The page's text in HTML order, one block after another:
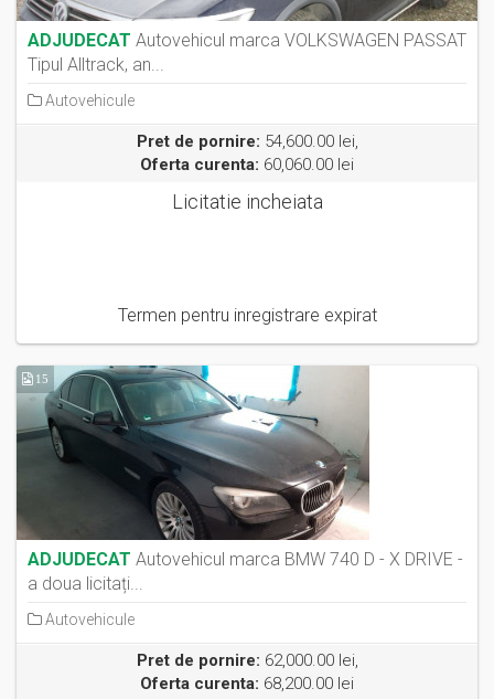
ADJUDECAT Autovehicul marca VOLKSWAGEN PASSAT
Tipul Alltrack, an...
Autovehicule
Pret de pornire: 54,600.00 lei,
Oferta curenta: 60,060.00 lei
Licitatie incheiata
Termen pentru inregistrare expirat
15
ADJUDECAT Autovehicul marca BMW 740 D - X DRIVE -
a doua licitați...
Autovehicule
Pret de pornire: 62,000.00 lei,
Oferta curenta: 68,200.00 lei